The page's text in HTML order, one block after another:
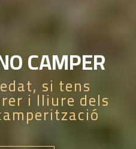
CAMPER
si tens
i lliure dels